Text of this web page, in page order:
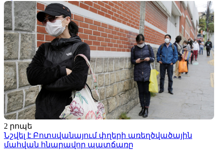
2 րոպե
Նշվել է Բոտսվանայում փղերի առեղծվածային
մահվան հնարավոր պատճառը